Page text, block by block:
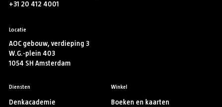
+31 20 412 4001
Locatie
AOC gebouw, verdieping 3
W.G.-plein 403
1054 SH Amsterdam
Diensten
Denkacademie
Winkel
Boeken en kaarten